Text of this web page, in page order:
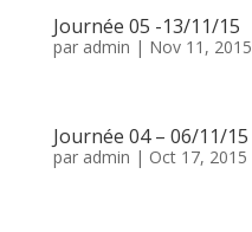
Journée 05 -13/11/15
par admin | Nov 11, 2015
Journée 04 – 06/11/15
par admin | Oct 17, 2015